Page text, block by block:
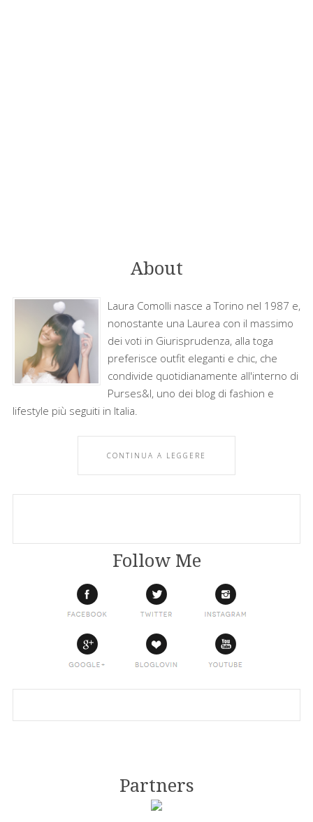
About
Laura Comolli nasce a Torino nel 1987 e,
nonostante una Laurea con il massimo
dei voti in Giurisprudenza, alla toga
preferisce outfit eleganti e chic, che
condivide quotidianamente all'interno di
Purses&I, uno dei blog di fashion e
lifestyle più seguiti in Italia.
CONTINUA A LEGGERE
Follow Me
Partners